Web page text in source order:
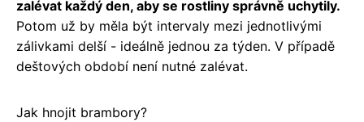
zalévat každý den, aby se rostliny správně uchytily.
Potom už by měla být intervaly mezi jednotlivými
zálivkami delší - ideálně jednou za týden. V případě
deštových období není nutné zalévat.
Jak hnojit brambory?